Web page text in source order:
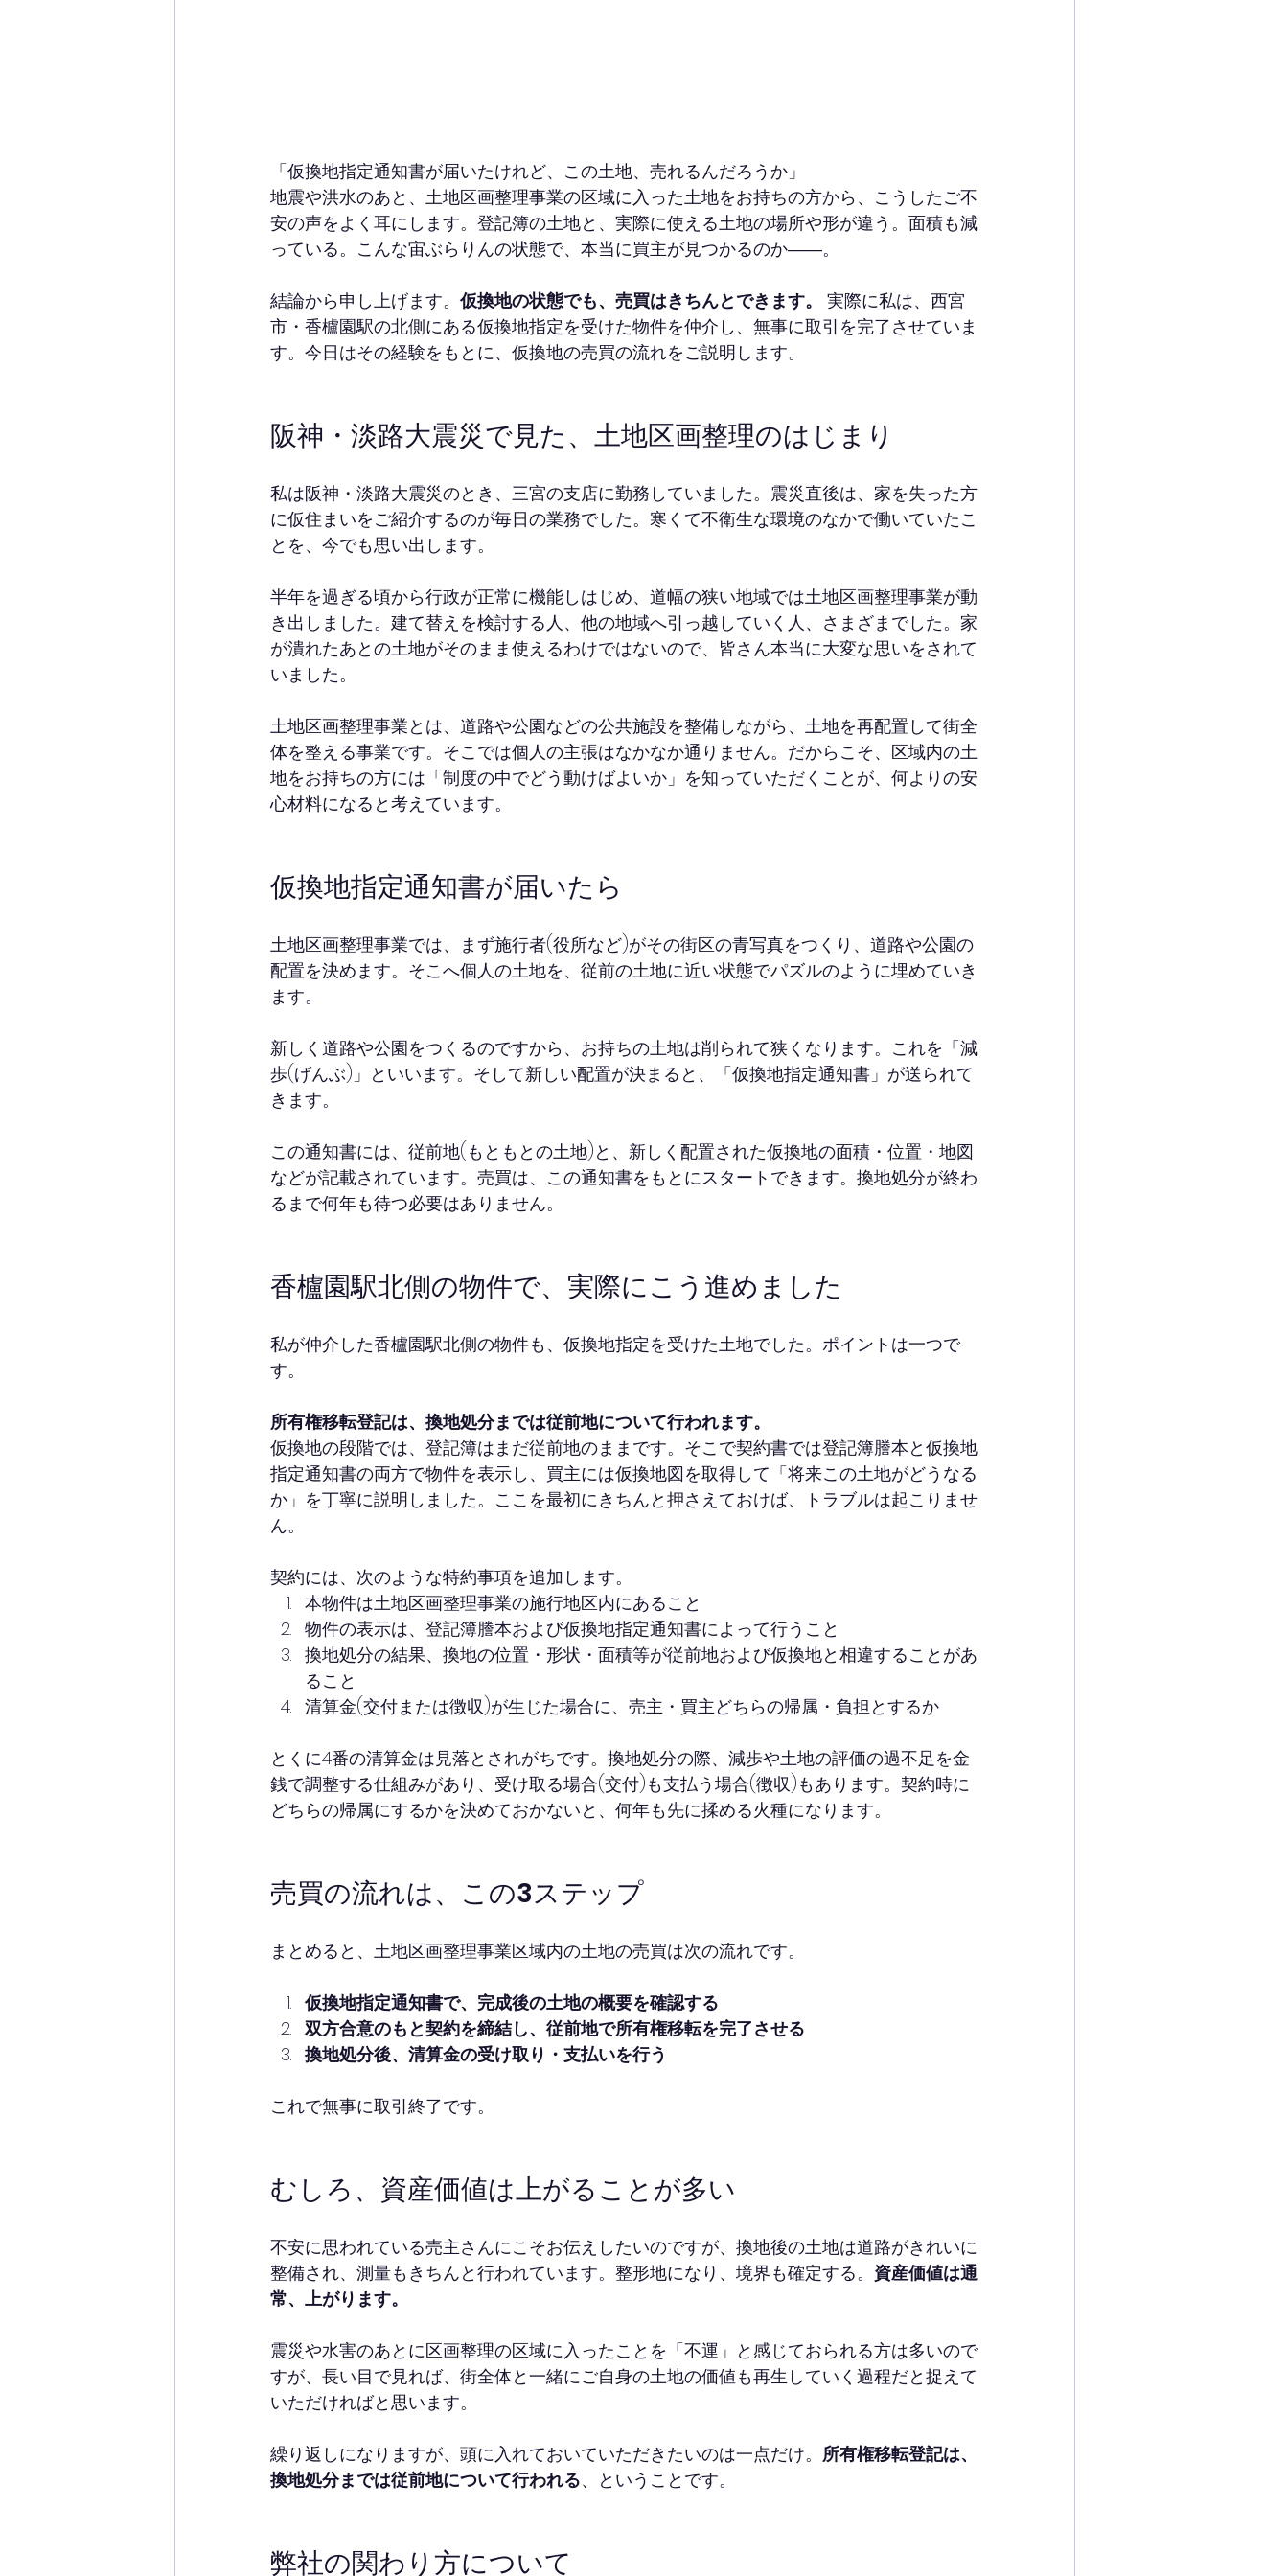
「仮換地指定通知書が届いたけれど、この土地、売れるんだろうか」
地震や洪水のあと、土地区画整理事業の区域に入った土地をお持ちの方から、こうしたご不
安の声をよく耳にします。登記簿の土地と、実際に使える土地の場所や形が違う。面積も減
っている。こんな宙ぶらりんの状態で、本当に買主が見つかるのか――。
結論から申し上げます。仮換地の状態でも、売買はきちんとできます。
実際に私は、西宮
市・香櫨園駅の北側にある仮換地指定を受けた物件を仲介し、無事に取引を完了させていま
す。今日はその経験をもとに、仮換地の売買の流れをご説明します。
阪神・淡路大震災で見た、土地区画整理のはじまり
私は阪神・淡路大震災のとき、三宮の支店に勤務していました。震災直後は、家を失った方
に仮住まいをご紹介するのが毎日の業務でした。寒くて不衛生な環境のなかで働いていたこ
とを、今でも思い出します。
半年を過ぎる頃から行政が正常に機能しはじめ、道幅の狭い地域では土地区画整理事業が動
き出しました。建て替えを検討する人、他の地域へ引っ越していく人、さまざまでした。家
が潰れたあとの土地がそのまま使えるわけではないので、皆さん本当に大変な思いをされて
いました。
土地区画整理事業とは、道路や公園などの公共施設を整備しながら、土地を再配置して街全
体を整える事業です。そこでは個人の主張はなかなか通りません。だからこそ、区域内の土
地をお持ちの方には「制度の中でどう動けばよいか」を知っていただくことが、何よりの安
心材料になると考えています。
仮換地指定通知書が届いたら
土地区画整理事業では、まず施行者(役所など)がその街区の青写真をつくり、道路や公園の
配置を決めます。そこへ個人の土地を、従前の土地に近い状態でパズルのように埋めていき
ます。
新しく道路や公園をつくるのですから、お持ちの土地は削られて狭くなります。これを「減
歩(げんぶ)」といいます。そして新しい配置が決まると、「仮換地指定通知書」が送られて
きます。
この通知書には、従前地(もともとの土地)と、新しく配置された仮換地の面積・位置・地図
などが記載されています。売買は、この通知書をもとにスタートできます。換地処分が終わ
るまで何年も待つ必要はありません。
香櫨園駅北側の物件で、実際にこう進めました
私が仲介した香櫨園駅北側の物件も、仮換地指定を受けた土地でした。ポイントは一つで
す。
所有権移転登記は、換地処分までは従前地について行われます。
仮換地の段階では、登記簿はまだ従前地のままです。そこで契約書では登記簿謄本と仮換地
指定通知書の両方で物件を表示し、買主には仮換地図を取得して「将来この土地がどうなる
か」を丁寧に説明しました。ここを最初にきちんと押さえておけば、トラブルは起こりませ
ん。
契約には、次のような特約事項を追加します。
本物件は土地区画整理事業の施行地区内にあること
物件の表示は、登記簿謄本および仮換地指定通知書によって行うこと
換地処分の結果、換地の位置・形状・面積等が従前地および仮換地と相違することがあ
ること
清算金(交付または徴収)が生じた場合に、売主・買主どちらの帰属・負担とするか
とくに4番の清算金は見落とされがちです。換地処分の際、減歩や土地の評価の過不足を金
銭で調整する仕組みがあり、受け取る場合(交付)も支払う場合(徴収)もあります。契約時に
どちらの帰属にするかを決めておかないと、何年も先に揉める火種になります。
売買の流れは、この3ステップ
まとめると、土地区画整理事業区域内の土地の売買は次の流れです。
仮換地指定通知書で、完成後の土地の概要を確認する
双方合意のもと契約を締結し、従前地で所有権移転を完了させる
換地処分後、清算金の受け取り・支払いを行う
これで無事に取引終了です。
むしろ、資産価値は上がることが多い
不安に思われている売主さんにこそお伝えしたいのですが、換地後の土地は道路がきれいに
整備され、測量もきちんと行われています。整形地になり、境界も確定する。 資産価値は通
常、上がります。
震災や水害のあとに区画整理の区域に入ったことを「不運」と感じておられる方は多いので
すが、長い目で見れば、街全体と一緒にご自身の土地の価値も再生していく過程だと捉えて
いただければと思います。
繰り返しになりますが、頭に入れておいていただきたいのは一点だけ。 所有権移転登記は、
換地処分までは従前地について行われる、ということです。
弊社の関わり方について